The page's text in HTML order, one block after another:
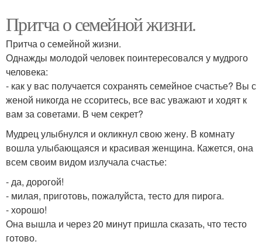
Притча о семейной жизни.
Притча о семейной жизни.
Однажды молодой человек поинтересовался у мудрого
человека:
- как у вас получается сохранять семейное счастье? Вы с
женой никогда не ссоритесь, все вас уважают и ходят к
вам за советами. В чем секрет?
Мудрец улыбнулся и окликнул свою жену. В комнату
вошла улыбающаяся и красивая женщина. Кажется, она
всем своим видом излучала счастье:
- да, дорогой!
- милая, приготовь, пожалуйста, тесто для пирога.
- хорошо!
Она вышла и через 20 минут пришла сказать, что тесто
готово.